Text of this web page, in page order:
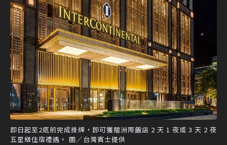
即日起至2底前完成掛牌，即可獲贈洲際飯店 2 天 1 夜或 3 天 2 夜
五星級住宿禮遇。 圖／台灣賓士提供